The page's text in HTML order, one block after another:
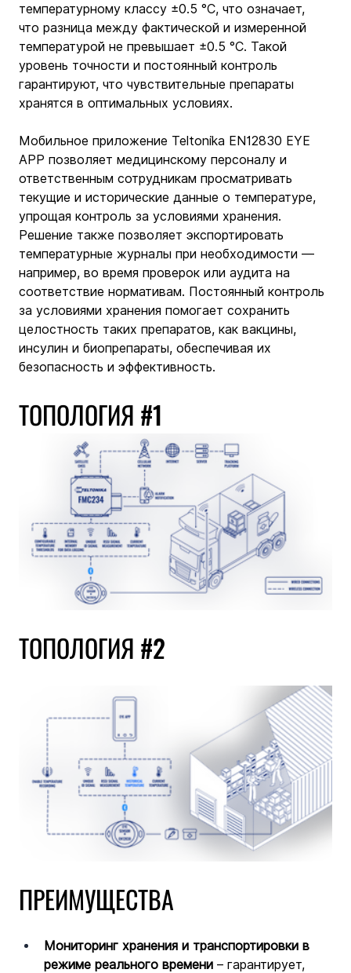
температурному классу ±0.5 °C, что означает,
что разница между фактической и измеренной
температурой не превышает ±0.5 °C. Такой
уровень точности и постоянный контроль
гарантируют, что чувствительные препараты
хранятся в оптимальных условиях.
Мобильное приложение Teltonika EN12830 EYE
APP позволяет медицинскому персоналу и
ответственным сотрудникам просматривать
текущие и исторические данные о температуре,
упрощая контроль за условиями хранения.
Решение также позволяет экспортировать
температурные журналы при необходимости —
например, во время проверок или аудита на
соответствие нормативам. Постоянный контроль
за условиями хранения помогает сохранить
целостность таких препаратов, как вакцины,
инсулин и биопрепараты, обеспечивая их
безопасность и эффективность.
ТОПОЛОГИЯ #1
ТОПОЛОГИЯ #2
ПРЕИМУЩЕСТВА
Мониторинг хранения и транспортировки в
режиме реального времени – гарантирует,